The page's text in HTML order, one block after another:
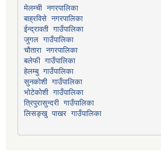
मेलम्ची नगरपालिका
बाह्रविसे नगरपालिका
ईन्द्रावती गाउँपालिका
जुगल गाउँपालिका
चौतारा नगरपालिका
बलेफी गाउँपालिका
हेलम्बु गाउँपालिका
सुनकोशी गाउँपालिका
भोटेकोशी गाउँपालिका
त्रिपुरासुन्दरी गाउँपालिका
लिसङ्खु पाखर गाउँपालिका